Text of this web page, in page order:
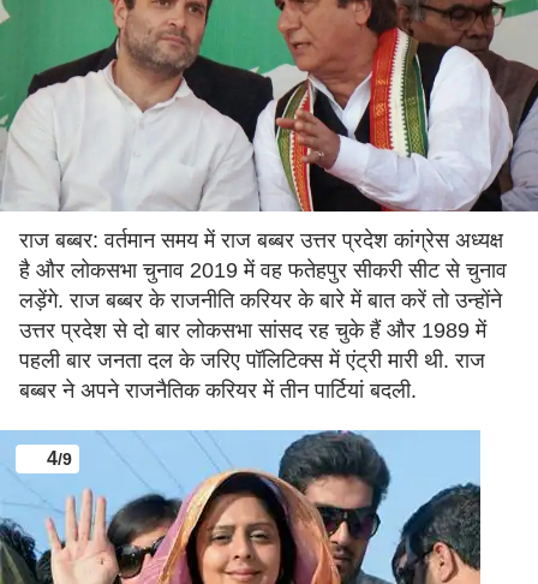
राज बब्बर: वर्तमान समय में राज बब्बर उत्तर प्रदेश कांग्रेस अध्यक्ष
है और लोकसभा चुनाव 2019 में वह फतेहपुर सीकरी सीट से चुनाव
लड़ेंगे. राज बब्बर के राजनीति करियर के बारे में बात करें तो उन्होंने
उत्तर प्रदेश से दो बार लोकसभा सांसद रह चुके हैं और 1989 में
पहली बार जनता दल के जरिए पॉलिटिक्स में एंट्री मारी थी. राज
बब्बर ने अपने राजनैतिक करियर में तीन पार्टियां बदली.
4/9